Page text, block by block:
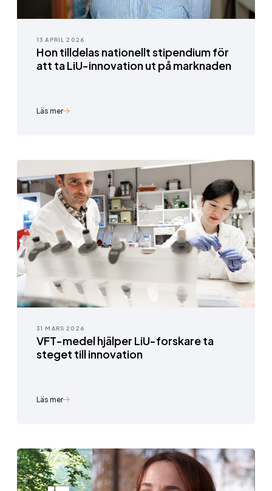
13 APRIL 2026
Hon tilldelas nationellt stipendium för
att ta LiU-innovation ut på marknaden
Läs mer
31 MARS 2026
VFT-medel hjälper LiU-forskare ta
steget till innovation
Läs mer